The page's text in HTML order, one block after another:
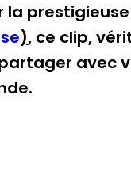
la
), ce clip,
avec